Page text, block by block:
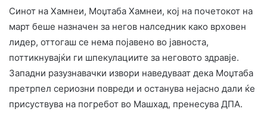
Синот на Хамнеи, Моџтаба Хамнеи, кој на почетокот на
март беше назначен за негов налседник како врховен
лидер, оттогаш се нема појавено во јавноста,
поттикнувајќи ги шпекулациите за неговото здравје.
Западни разузнавачки извори наведуваат дека Моџтаба
претрпел сериозни повреди и останува нејасно дали ќе
присуствува на погребот во Машхад, пренесува ДПА.